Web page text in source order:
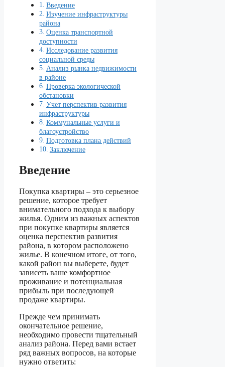
Введение
Изучение инфраструктуры
района
Оценка транспортной
доступности
Исследование развития
социальной среды
Анализ рынка недвижимости
в районе
Проверка экологической
обстановки
Учет перспектив развития
инфраструктуры
Коммунальные услуги и
благоустройство
Подготовка плана действий
Заключение
Введение
Покупка квартиры – это серьезное
решение, которое требует
внимательного подхода к выбору
жилья. Одним из важных аспектов
при покупке квартиры является
оценка перспектив развития
района, в котором расположено
жилье. В конечном итоге, от того,
какой район вы выберете, будет
зависеть ваше комфортное
проживание и потенциальная
прибыль при последующей
продаже квартиры.
Прежде чем принимать
окончательное решение,
необходимо провести тщательный
анализ района. Перед вами встает
ряд важных вопросов, на которые
нужно ответить: